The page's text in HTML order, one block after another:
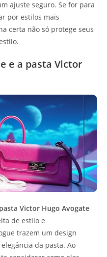
ajuste seguro. Se for para
por estilos mais
certa não só protege seus
e a pasta Victor
pasta Victor Hugo Avogate
de estilo e
trazem um design
da pasta. Ao